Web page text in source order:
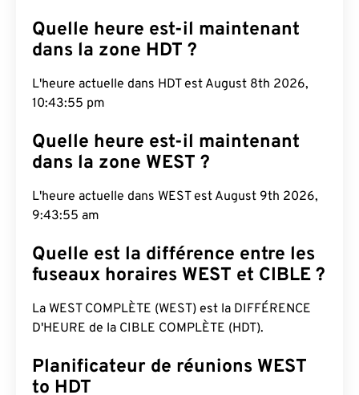
Quelle heure est-il maintenant
dans la zone HDT ?
L'heure actuelle dans HDT est August 8th 2026,
10:43:56 pm
Quelle heure est-il maintenant
dans la zone WEST ?
L'heure actuelle dans WEST est August 9th 2026,
9:43:56 am
Quelle est la différence entre les
fuseaux horaires WEST et CIBLE ?
La WEST COMPLÈTE (WEST) est la DIFFÉRENCE
D'HEURE de la CIBLE COMPLÈTE (HDT).
Planificateur de réunions WEST
to HDT